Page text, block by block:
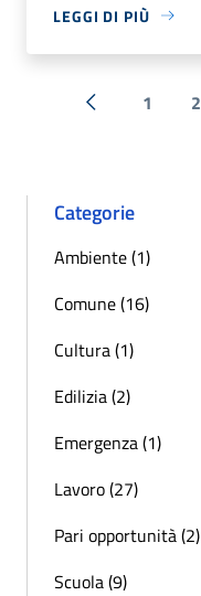
LEGGI DI PIÙ
« Precedente
1 2
Categorie
Ambiente (1)
Comune (16)
Cultura (1)
Edilizia (2)
Emergenza (1)
Lavoro (27)
Pari opportunità (2)
Scuola (9)